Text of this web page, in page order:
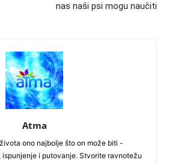
nas naši psi mogu naučiti
Atma
ono najbolje što on može biti -
i putovanje. Stvorite ravnotežu